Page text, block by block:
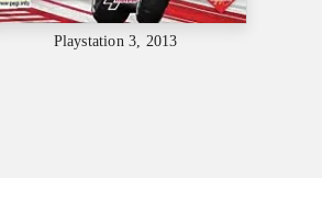
Playstation 3, 2013